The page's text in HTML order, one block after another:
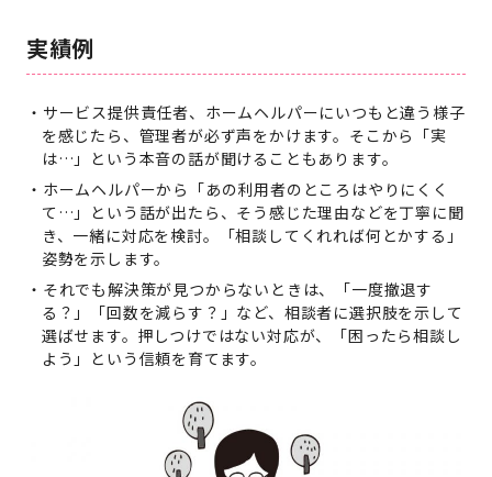
実績例
サービス提供責任者、ホームヘルパーにいつもと違う様子
を感じたら、管理者が必ず声をかけます。そこから「実
は…」という本音の話が聞けることもあります。
ホームヘルパーから「あの利用者のところはやりにくく
て…」という話が出たら、そう感じた理由などを丁寧に聞
き、一緒に対応を検討。「相談してくれれば何とかする」
姿勢を示します。
それでも解決策が見つからないときは、「一度撤退す
る？」「回数を減らす？」など、相談者に選択肢を示して
選ばせます。押しつけではない対応が、「困ったら相談し
よう」という信頼を育てます。